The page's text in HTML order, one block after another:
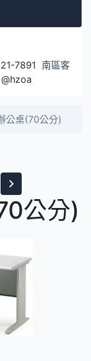
7891 南區客
@hzoa
公桌(70公分)
公分)